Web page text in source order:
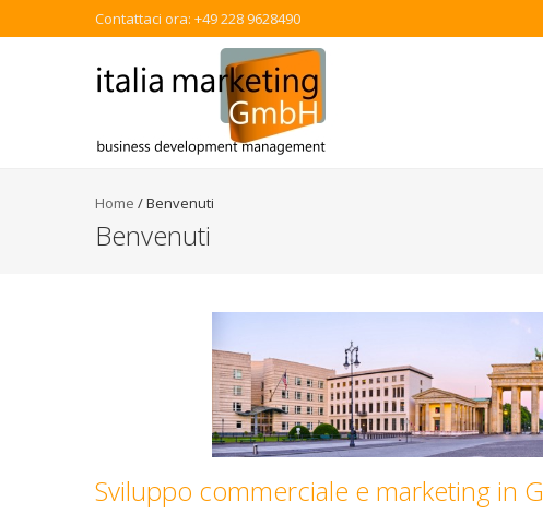
Contattaci ora: +49 228 9628490
Home /Benvenuti
Benvenuti
Sviluppo commerciale e marketing in